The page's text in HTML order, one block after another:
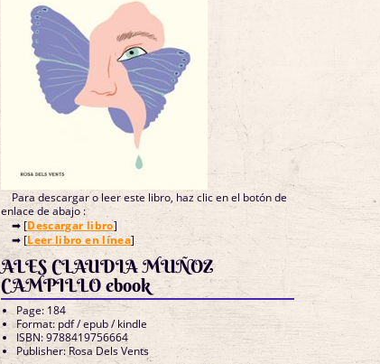
Para descargar o leer este libro, haz clic en el botón de
enlace de abajo :
➡ [Descargar libro]
➡ [Leer libro en línea]
ALES CLAUDIA MUÑOZ
CAMPILLO ebook
Page: 184
Format: pdf / epub / kindle
ISBN: 9788419756664
Publisher: Rosa Dels Vents